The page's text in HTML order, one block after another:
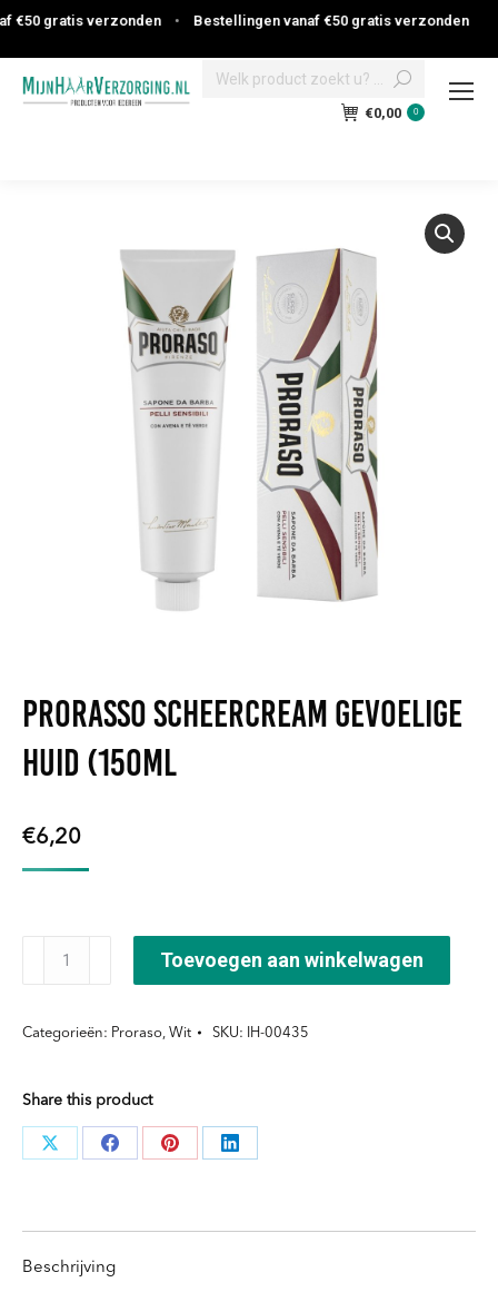
gratis verzonden • Bestellingen vanaf €50 gratis verzonden
Search:
€0,00 0
Prorasso Scheercream Gevoelige
Huid (150ml
€6,20
Huid
aantal
Toevoegen aan winkelwagen
Categorieën: Proraso Wit SKU: IH-00435
Share this product
Deel
Deel
Deel
Deel
Beschrijving